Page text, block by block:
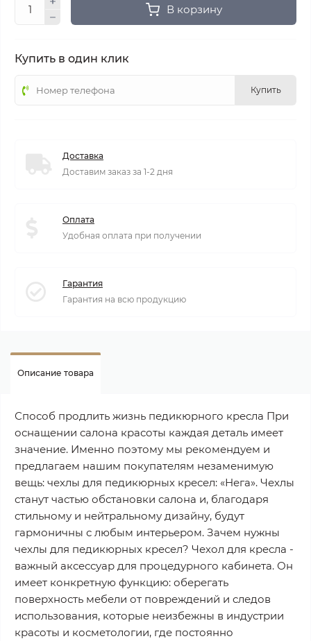
В корзину
Купить в один клик
Купить
Доставка
Доставим заказ за 1-2 дня
Оплата
Удобная оплата при получении
Гарантия
Гарантия на всю продукцию
Описание товара
Способ продлить жизнь педикюрного кресла При
оснащении салона красоты каждая деталь имеет
значение. Именно поэтому мы рекомендуем и
предлагаем нашим покупателям незаменимую
вещь: чехлы для педикюрных кресел: «Нега». Чехлы
станут частью обстановки салона и, благодаря
стильному и нейтральному дизайну, будут
гармоничны с любым интерьером. Зачем нужны
чехлы для педикюрных кресел? Чехол для кресла -
важный аксессуар для процедурного кабинета. Он
имеет конкретную функцию: оберегать
поверхность мебели от повреждений и следов
использования, которые неизбежны в индустрии
красоты и косметологии, где постоянно